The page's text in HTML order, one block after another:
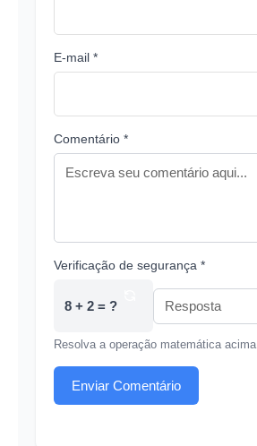
E-mail *
Comentário *
Verificação de segurança *
8 + 2 = ?
Resolva a operação matemática acima
Enviar Comentário